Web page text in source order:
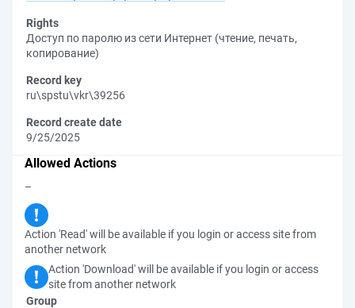
Rights
Доступ по паролю из сети Интернет (чтение, печать,
копирование)
Record key
ru\spstu\vkr\39256
Record create date
9/25/2025
Allowed Actions
–
Action 'Read' will be available if you login or access site from
another network
Action 'Download' will be available if you login or access
site from another network
Group